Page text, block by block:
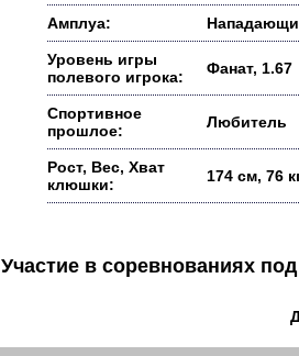
Амплуа:
Уровень игры
полевого игрока:
Фанат, 1.67
Спортивное
прошлое:
Любитель
Рост, Вес, Хват
клюшки:
174 см, 76
Участие в соревнованиях